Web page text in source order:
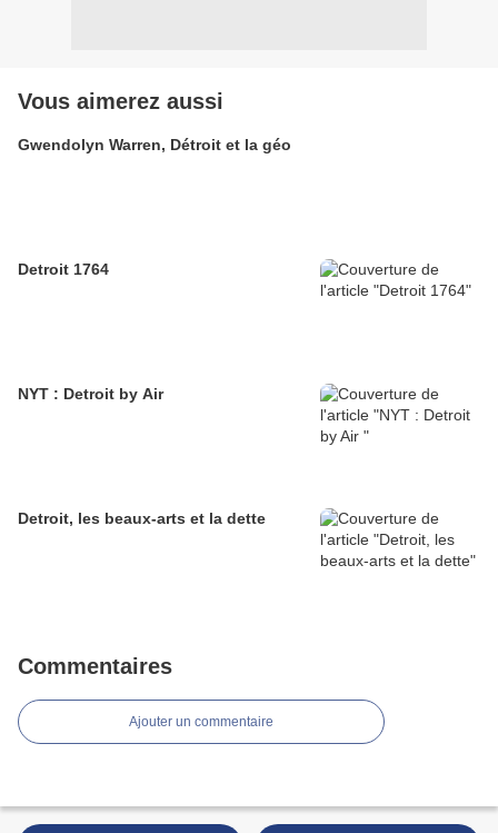
Vous aimerez aussi
Gwendolyn Warren, Détroit et la géo
Detroit 1764
NYT : Detroit by Air
Detroit, les beaux-arts et la dette
Commentaires
Ajouter un commentaire